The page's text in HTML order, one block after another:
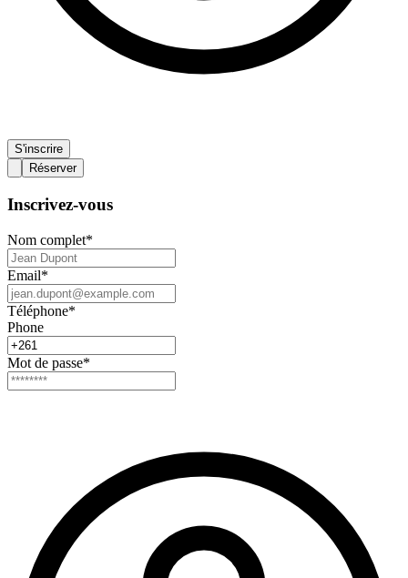
S'inscrire
Réserver
Inscrivez-vous
Nom complet*
Email*
Téléphone*
Phone
Mot de passe*